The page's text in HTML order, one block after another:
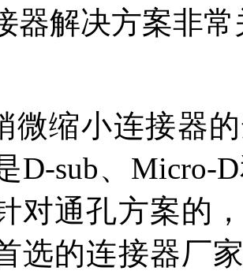
器解决方案非常
微缩小连接器
D-sub、Micro-
对通孔方案的
选的连接器厂